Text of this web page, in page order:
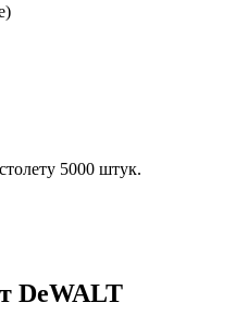
5000 штук.
DeWALT